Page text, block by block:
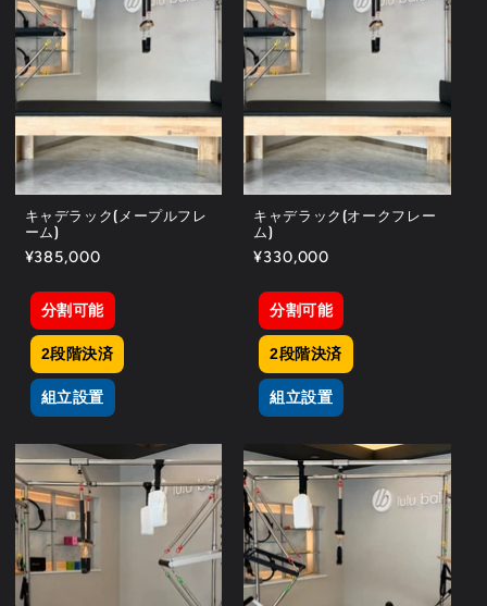
キャデラック(メープルフレ
ーム)
通
価
格
¥385,000
分割可能
2段階決済
組立設置
キャデラック(オークフレー
ム)
通
価
格
¥330,000
分割可能
2段階決済
組立設置